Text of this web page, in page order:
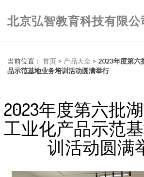
北京弘智教育科技有限公
当前位置： 首页 > 产品大全 > 2023年度第六
品示范基地业务培训活动圆满举行
2023年度第六批
工业化产品示范
训活动圆满